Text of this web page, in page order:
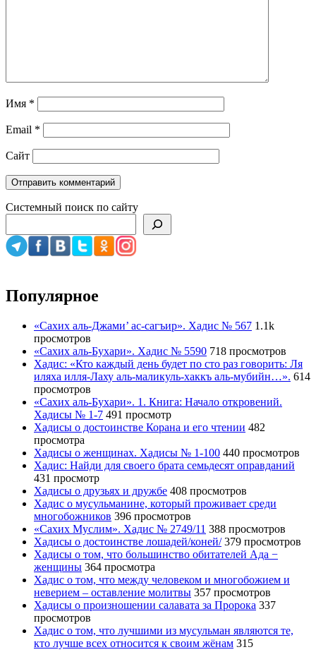
Имя *
Email *
Сайт
Системный поиск по сайту
Популярное
«Сахих аль-Джами’ ас-сагъир». Хадис № 567 1.1k
просмотров
«Сахих аль-Бухари». Хадис № 5590 718 просмотров
Хадис: «Кто каждый день будет по сто раз говорить: Ля
иляха илля-Лаху аль-маликуль-хаккъ аль-мубийн…». 614
просмотров
«Сахих аль-Бухари». 1. Книга: Начало откровений.
Хадисы № 1-7 491 просмотр
Хадисы о достоинстве Корана и его чтении 482
просмотра
Хадисы о женщинах. Хадисы № 1-100 440 просмотров
Хадис: Найди для своего брата семьдесят оправданий
431 просмотр
Хадисы о друзьях и дружбе 408 просмотров
Хадис о мусульманине, который проживает среди
многобожников 396 просмотров
«Сахих Муслим». Хадис № 2749/11 388 просмотров
Хадисы о достоинстве лошадей/коней/ 379 просмотров
Хадисы о том, что большинство обитателей Ада −
женщины 364 просмотра
Хадис о том, что между человеком и многобожием и
неверием – оставление молитвы 357 просмотров
Хадисы о произношении салавата за Пророка 337
просмотров
Хадис о том, что лучшими из мусульман являются те,
кто лучше всех относится к своим жёнам 315